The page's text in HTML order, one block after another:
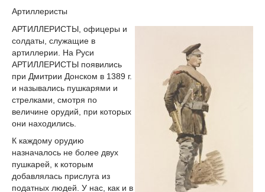
Артиллеристы
АРТИЛЛЕРИСТЫ, офицеры и
солдаты, служащие в
артиллерии. На Руси
АРТИЛЛЕРИСТЫ появились
при Дмитрии Донском в 1389 г.
и назывались пушкарями и
стрелками, смотря по
величине орудий, при которых
они находились.
К каждому орудию
назначалось не более двух
пушкарей, к которым
добавлялась прислуга из
податных людей. У нас, как и в